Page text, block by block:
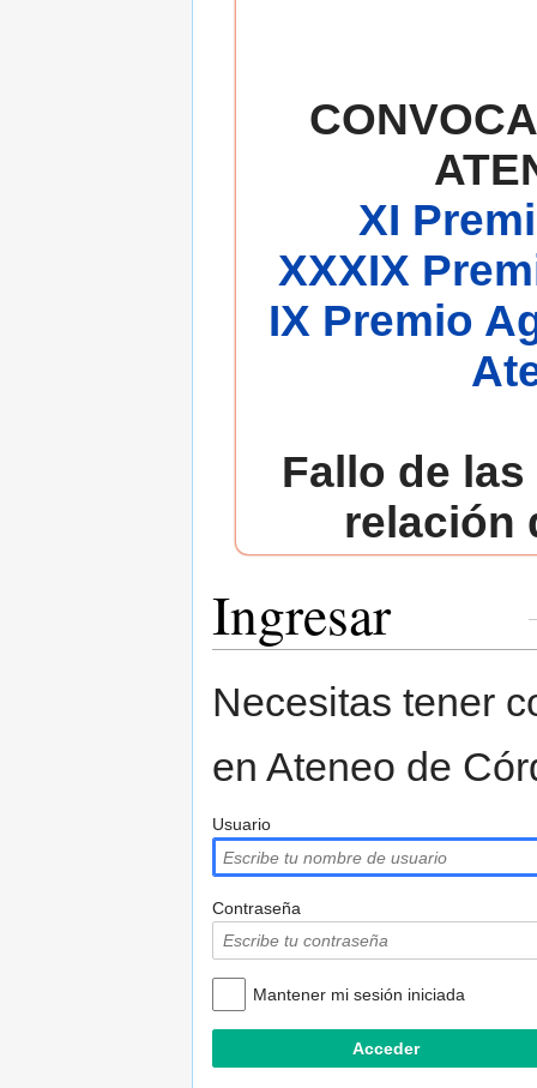
XI
XXXIX
IX Premio
Fallo de
relación
Ingresar
Necesitas tener
en Ateneo de
Usuario
Contraseña
Mantener mi sesión iniciada